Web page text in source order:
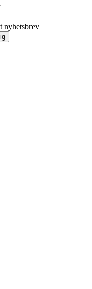
nyhetsbrev